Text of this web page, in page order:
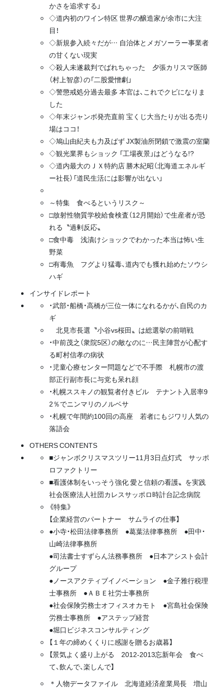
かさを追求する」
◇道内初のワイン特区 世界の醸造家が余市に大注
目！
◇新規参入続々だが… 自治体とメガソーラー事業者
の甘くない現実
◇殺人未遂裁判でばれちゃった 夕張カリスマ医師
（村上智彦）の「二股愛憎劇」
◇警懲戒処分過去最多 本官は、これでクビになりま
した
◇年末ジャンボ発売直前 宝くじ大当たりが出る売り
場はココ！
◇鳩山由紀夫も力及ばず JX製油所閉鎖で激震の室蘭
◇観光業界もショック 「工場夜景」はどうなる!?
◇道内最大のＪＸ特約店 勝木紀昭（北海道エネルギ
ー社長）「道民生活には影響が出ない」
～特集 食べるというリスク～
□放射性物質学校給食検査（12月開始）で生産者が恐
れる〝過剰反応〟
□食中毒 浅漬けショックでわかった本当は怖い生
野菜
□有毒魚 フグより猛毒、道内でも獲れ始めたソウシ
ハギ
インサイドレポート
・武部・船橋・高橋が三位一体になれるかが、自民のカ
ギ
北見市長選〝小谷vs桜田〟は総選挙の前哨戦
・中前茂之（衆院5区）の敵なのに…民主陣営が心配す
る町村信孝の病状
・児童心療センター問題などで不手際 札幌市の渡
部正行副市長に与党も呆れ顔
・札幌ススキノの観覧者付きビル テナント入居率9
2％でニンマリのノルベサ
・札幌で年間約100回の高座 若者にもジワリ人気の
落語会
OTHERS CONTENTS
■ジャンボクリスマスツリー11月3日点灯式 サッポ
ロファクトリー
■看護体制をいっそう強化 愛と信頼の看護〟を実践
社会医療法人社団カレスサッポロ時計台記念病院
《特集》
【企業経営のパートナー サムライの仕事】
●小寺・松田法律事務所 ●葛葉法律事務所 ●田中・
山崎法律事務所
●司法書士すずらん法務事務所 ●日本アシスト会計
グループ
●ノースアクティブイノベーション ●金子雅行税理
士事務所 ●ＡＢＥ社労士事務所
●社会保険労務士オフィスオカモト ●宮島社会保険
労務士事務所 ●アステップ経営
●堀口ビジネスコンサルティング
【１年の締めくくりに感謝を贈るお歳暮】
【景気よく盛り上がる 2012-2013忘新年会 食べ
て、飲んで、楽しんで】
＊人物データファイル
北海道経済産業局長 増山